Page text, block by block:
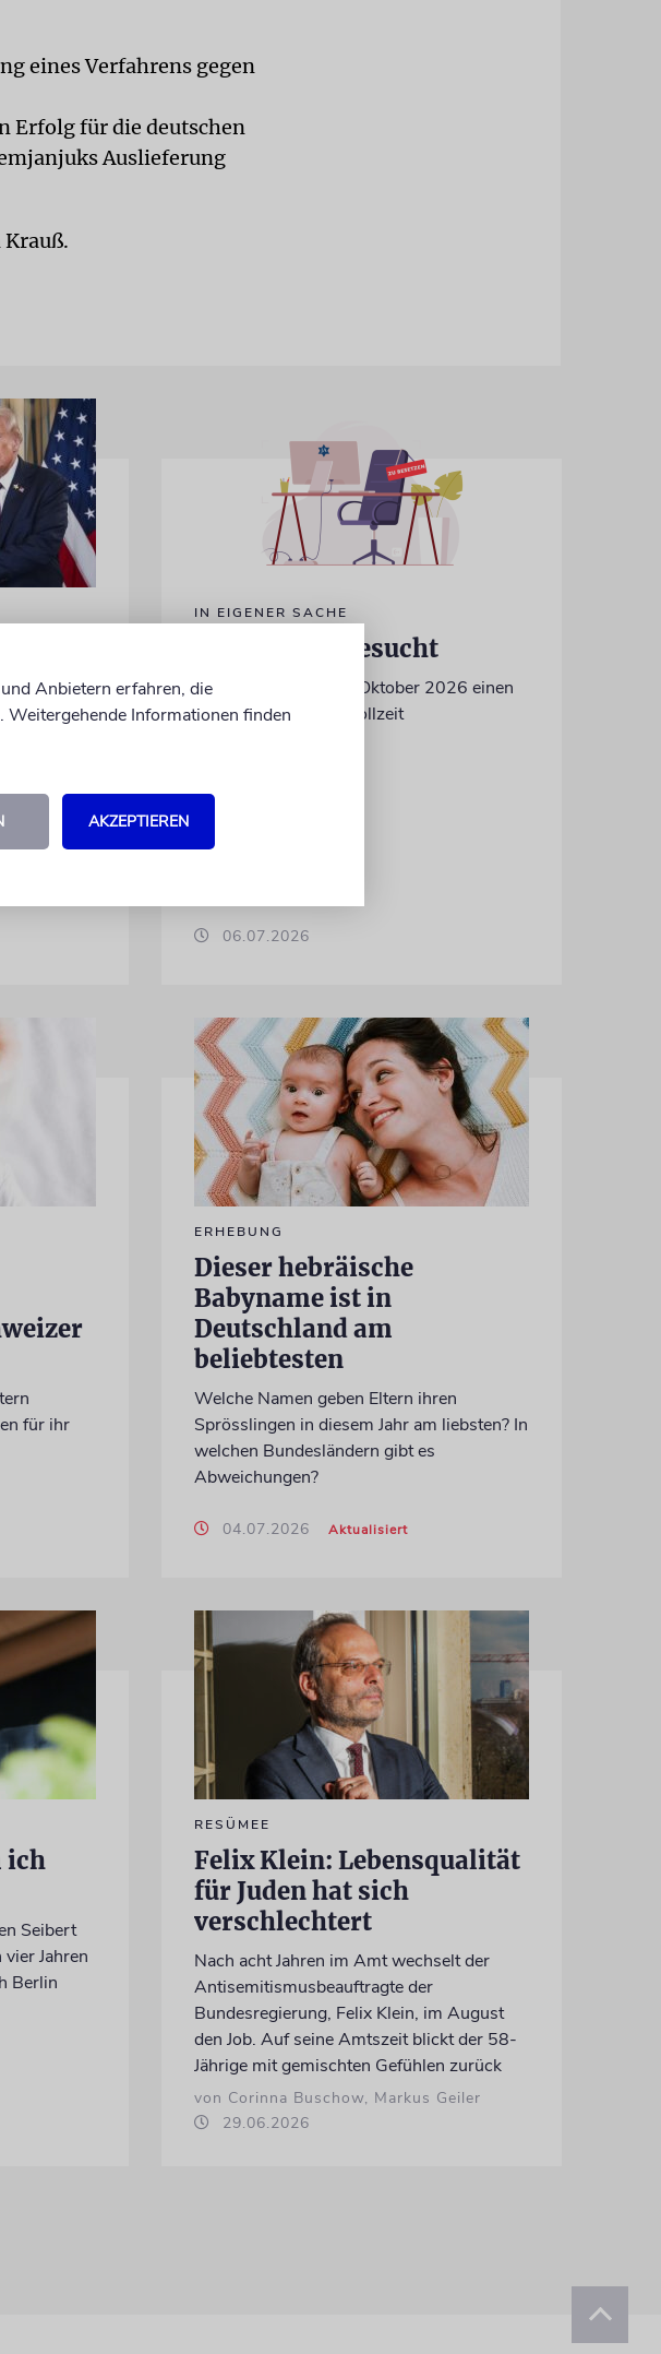
eines Verfahrens gegen
Erfolg für die deutschen
Auslieferung
und der
mit
die
IN EIGENER SACHE
Volontär/in gesucht
Wir suchen zum 15. Oktober 2026 einen
Volontär (m/w/d) in Vollzeit
06.07.2026
für ihr
ERHEBUNG
Dieser hebräische
Babyname ist in
Deutschland am
beliebtesten
Welche Namen geben Eltern ihren
Sprösslingen in diesem Jahr am liebsten? In
welchen Bundesländern gibt es
Abweichungen?
04.07.2026 Aktualisiert
ich
Seibert
Jahren
Berlin
RESÜMEE
Felix Klein: Lebensqualität
für Juden hat sich
verschlechtert
Nach acht Jahren im Amt wechselt der
Antisemitismusbeauftragte der
Bundesregierung, Felix Klein, im August
den Job. Auf seine Amtszeit blickt der 58-
Jährige mit gemischten Gefühlen zurück
von Corinna Buschow, Markus Geiler
29.06.2026
Anbietern erfahren, die
Weitergehende Informationen finden
AKZEPTIEREN